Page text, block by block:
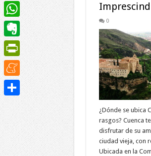
0
¿Dónde se ubica
rasgos? Cuenca
disfrutar de su
ciudad vieja, con
Ubicada en la
Twitter
WhatsApp
Evernote
PrintFriendly
Meneame
Compartir